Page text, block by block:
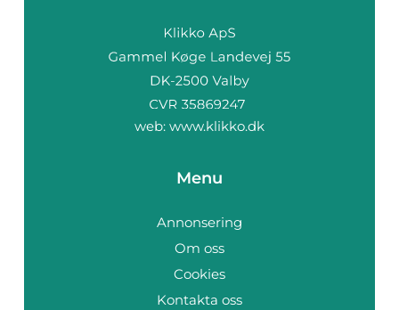
web: www.klikko.dk
Menu
Annonsering
Om oss
Cookies
Kontakta oss